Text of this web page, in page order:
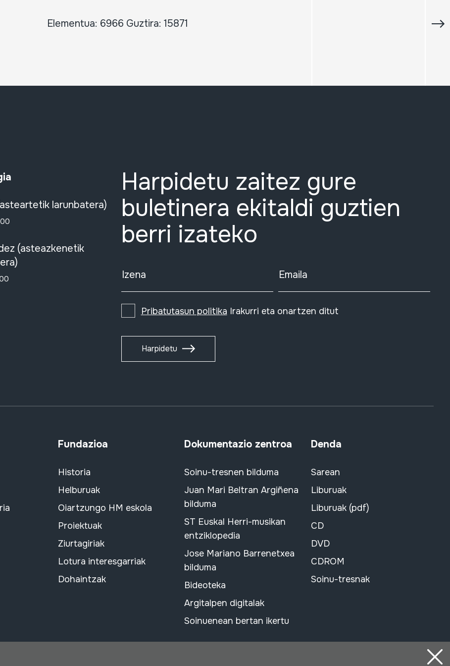
Elementua: 6966 Guztira: 15871
larunbatera)
(asteazkenetik
Harpidetu zaitez gure
buletinera ekitaldi guztien
berri izateko
Izena Emaila
Pribatutasun politika Irakurri eta onartzen ditut
Harpidetu
Fundazioa
Historia
Helburuak
Oiartzungo HM eskola
Proiektuak
Ziurtagiriak
Lotura interesgarriak
Dohaintzak
Dokumentazio zentroa
Soinu-tresnen bilduma
Juan Mari Beltran Argiñena
bilduma
ST Euskal Herri-musikan
entziklopedia
Jose Mariano Barrenetxea
bilduma
Bideoteka
Argitalpen digitalak
Soinuenean bertan ikertu
Denda
Sarean
Liburuak
Liburuak (pdf)
CD
DVD
CDROM
Soinu-tresnak